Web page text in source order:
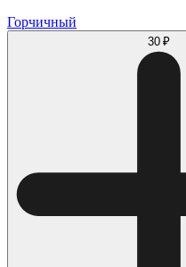
Горчичный
30 ₽